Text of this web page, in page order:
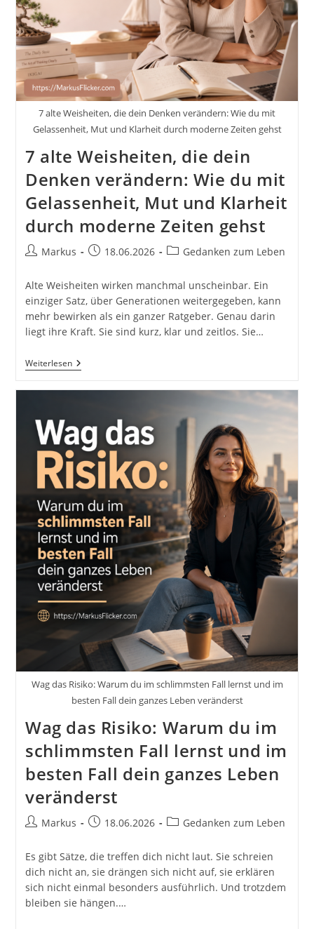
Ideen
7 alte Weisheiten, die dein Denken verändern: Wie du mit
Gelassenheit, Mut und Klarheit durch moderne Zeiten gehst
7 alte Weisheiten, die dein
Denken verändern: Wie du mit
Gelassenheit, Mut und Klarheit
durch moderne Zeiten gehst
Beitrags-
Markus
Beitrag18.06.2026
Beitrags-
Gedanken zum Leben
Alte Weisheiten wirken manchmal unscheinbar. Ein
einziger Satz, über Generationen weitergegeben, kann
mehr bewirken als ein ganzer Ratgeber. Genau darin
liegt ihre Kraft. Sie sind kurz, klar und zeitlos. Sie…
Weiterlesen7
Alte
Verändern:
Wie
Du
Mit
Gelassenheit,
Mut
Und
Klarheit
Durch
Moderne
Zeiten
Gehst
Wag das Risiko: Warum du im schlimmsten Fall lernst und im
besten Fall dein ganzes Leben veränderst
Wag das Risiko: Warum du im
schlimmsten Fall lernst und im
besten Fall dein ganzes Leben
veränderst
Beitrags-
Markus
Beitrag18.06.2026
Beitrags-
Gedanken zum Leben
Es gibt Sätze, die treffen dich nicht laut. Sie schreien
dich nicht an, sie drängen sich nicht auf, sie erklären
sich nicht einmal besonders ausführlich. Und trotzdem
bleiben sie hängen.…